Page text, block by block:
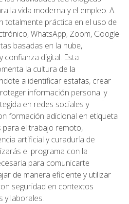
la vida moderna y el empleo. A
totalmente práctica en el uso de
WhatsApp, Zoom, Google
basadas en la nube,
digital. Esta
la cultura de la
a identificar estafas, crear
información personal y
en redes sociales y
formación adicional en etiqueta
para el trabajo remoto,
artificial y curaduría de
el programa con la
para comunicarte
de manera eficiente y utilizar
seguridad en contextos
y laborales.